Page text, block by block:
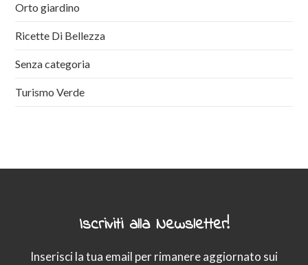
Orto giardino
Ricette Di Bellezza
Senza categoria
Turismo Verde
Iscriviti alla Newsletter!
Inserisci la tua email per rimanere aggiornato sui